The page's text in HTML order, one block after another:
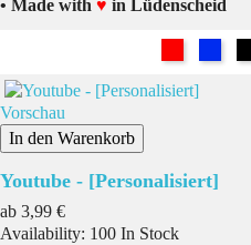
• Made with ♥ in Lüdenscheid
Vorschau
In den Warenkorb
Youtube - [Personalisiert]
ab Preis
3,99 €
Availability: 100 In Stock